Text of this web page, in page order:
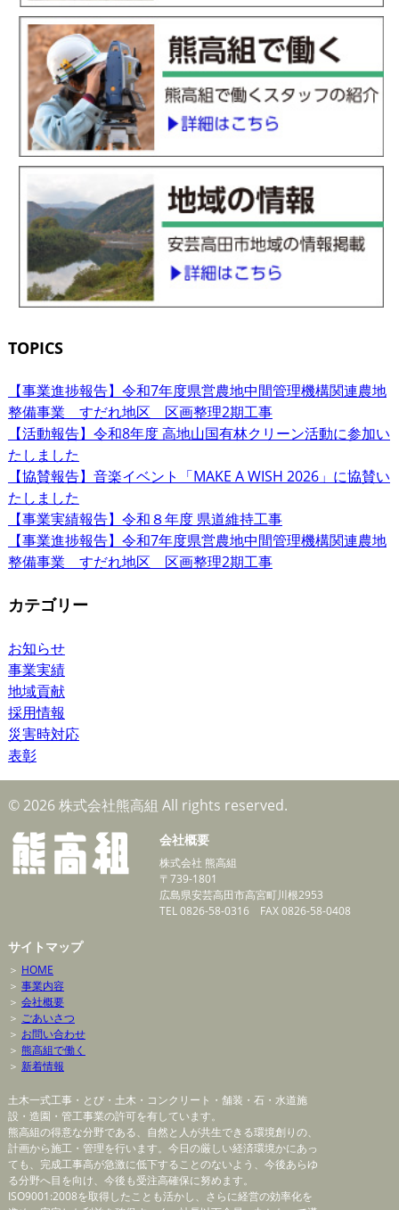
TOPICS
【事業進捗報告】令和7年度県営農地中間管理機構関連農地
整備事業 すだれ地区 区画整理2期工事
【活動報告】令和8年度 高地山国有林クリーン活動に参加い
たしました
【協賛報告】音楽イベント「MAKE A WISH 2026」に協賛い
たしました
【事業実績報告】令和８年度 県道維持工事
【事業進捗報告】令和7年度県営農地中間管理機構関連農地
整備事業 すだれ地区 区画整理2期工事
カテゴリー
お知らせ
事業実績
地域貢献
採用情報
災害時対応
表彰
© 2026 株式会社熊高組 All rights reserved.
会社概要
株式会社 熊高組
〒739-1801
広島県安芸高田市高宮町川根2953
TEL 0826-58-0316 FAX 0826-58-0408
サイトマップ
＞ HOME
＞ 事業内容
＞ 会社概要
＞ ごあいさつ
＞ お問い合わせ
＞ 熊高組で働く
＞ 新着情報
土木一式工事・とび・土木・コンクリート・舗装・石・水道施
設・造園・管工事業の許可を有しています。
熊高組の得意な分野である、自然と人が共生できる環境創りの、
計画から施工・管理を行います。今日の厳しい経済環境かにあっ
ても、完成工事高が急激に低下することのないよう、今後あらゆ
る分野へ目を向け、今後も受注高確保に努めます。
ISO9001:2008を取得したことも活かし、さらに経営の効率化を